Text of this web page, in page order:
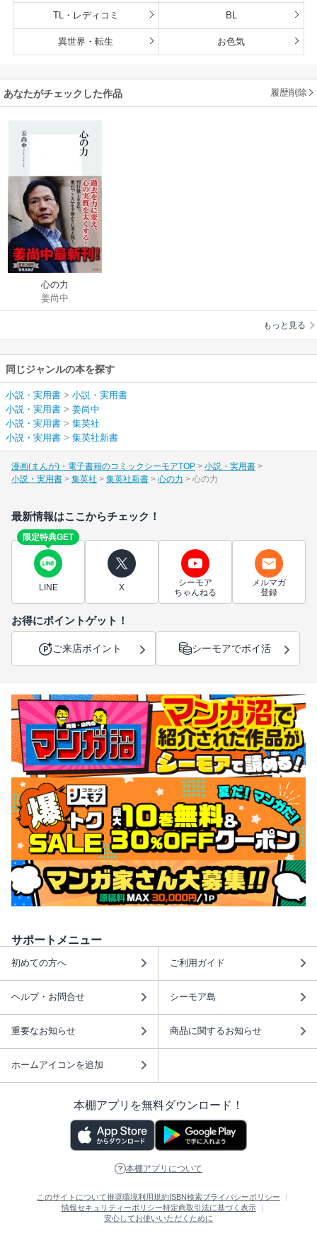
TL・レディコミ BL
異世界・転生 お色気
あなたがチェックした作品 履歴削除
心の力
姜尚中
もっと見る
同じジャンルの本を探す
小説・実用書 > 小説・実用書
小説・実用書 > 姜尚中
小説・実用書 > 集英社
小説・実用書 > 集英社新書
漫画(まんが)・電子書籍のコミックシーモアTOP
小説・実用書
小説・実用書
集英社 集英社新書 心の力 心の力
最新情報はここからチェック！
限定特典GET
LINE X
シーモア
ちゃんねる
メルマガ
登録
お得にポイントゲット！
ご来店ポイント シーモアでポイ活
サポートメニュー
初めての方へ ご利用ガイド
ヘルプ・お問合せ シーモア島
重要なお知らせ 商品に関するお知らせ
ホームアイコンを追加
本棚アプリを無料ダウンロード！
本棚アプリについて
このサイトについて推奨環境利用規約ISBN検索プライバシーポリシー
情報セキュリティーポリシー特定商取引法に基づく表示
安心してお使いいただくために